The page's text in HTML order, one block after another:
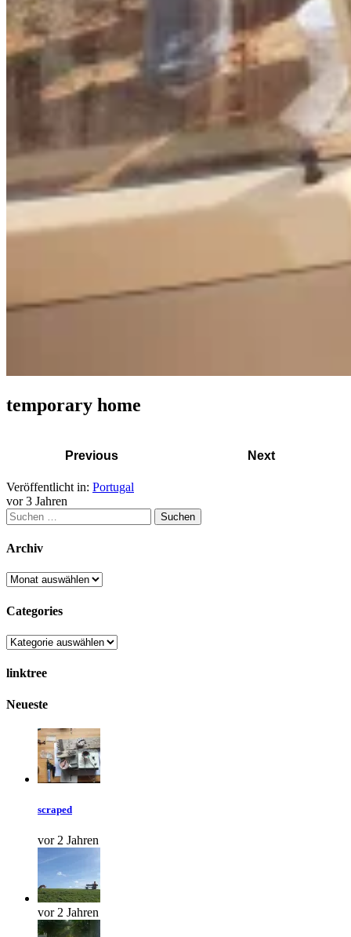
temporary home
Previous Next
Veröffentlicht in: Portugal
vor 3 Jahren
Suchen
nach:
Archiv
Archiv
Categories
Categories
linktree
Neueste
scraped
vor 2 Jahren
vor 2 Jahren